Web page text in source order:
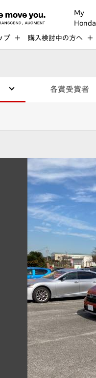
My
Honda
プ 購入検討中の方へ
各賞受賞者